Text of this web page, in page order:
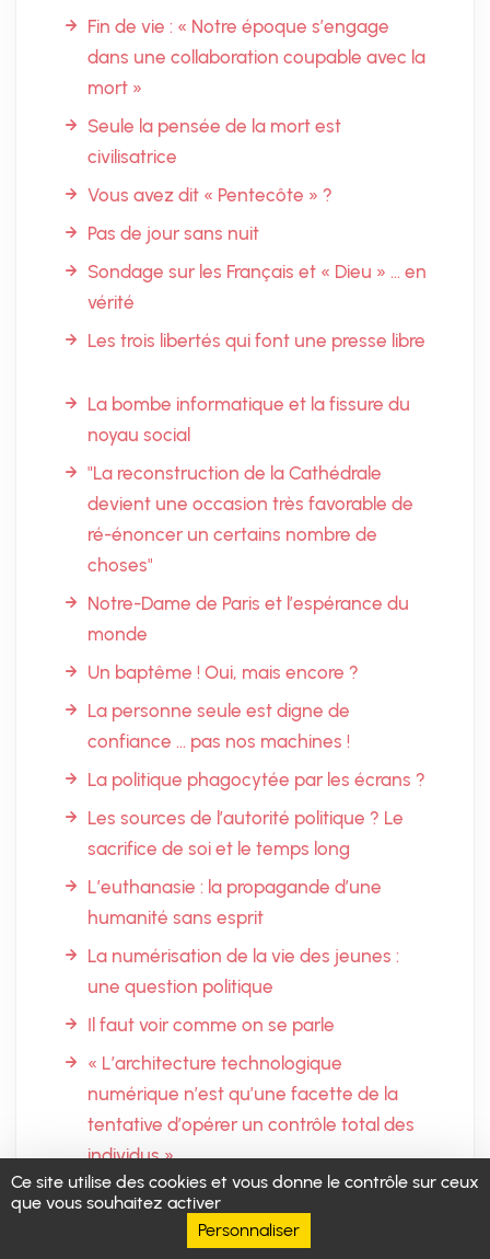
Ce site utilise des cookies et vous donne le contrôle sur ceux
que vous souhaitez activer
Personnaliser
Fin de vie : « Notre époque s’engage
dans une collaboration coupable avec la
mort »
Seule la pensée de la mort est
civilisatrice
Vous avez dit « Pentecôte » ?
Pas de jour sans nuit
Sondage sur les Français et « Dieu » … en
vérité
Les trois libertés qui font une presse libre
La bombe informatique et la fissure du
noyau social
"La reconstruction de la Cathédrale
devient une occasion très favorable de
ré-énoncer un certains nombre de
choses"
Notre-Dame de Paris et l’espérance du
monde
Un baptême ! Oui, mais encore ?
La personne seule est digne de
confiance … pas nos machines !
La politique phagocytée par les écrans ?
Les sources de l’autorité politique ? Le
sacrifice de soi et le temps long
L’euthanasie : la propagande d’une
humanité sans esprit
La numérisation de la vie des jeunes :
une question politique
Il faut voir comme on se parle
« L’architecture technologique
numérique n’est qu’une facette de la
tentative d’opérer un contrôle total des
individus »
Rome Call for AI Ethics
Numérique : qu’as-tu fait de notre âme ?